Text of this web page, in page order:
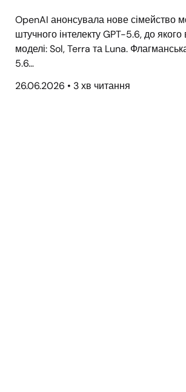
OpenAI анонсувала нове сімейство
штучного інтелекту GPT-5.6, до якого
моделі: Sol, Terra та Luna.
5.6…
26.06.2026 • 3 хв читання